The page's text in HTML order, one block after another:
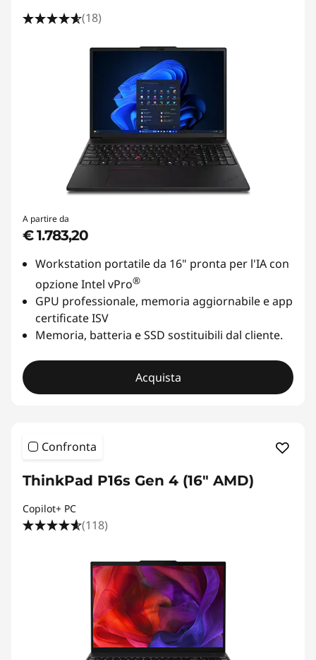
(18)
A partire da
€ 1.783,20
Workstation portatile da 16" pronta per l'IA con
opzione Intel vPro®
GPU professionale, memoria aggiornabile e app
certificate ISV
Memoria, batteria e SSD sostituibili dal cliente.
Acquista
Confronta
ThinkPad P16s Gen 4 (16" AMD)
Copilot+ PC
(118)